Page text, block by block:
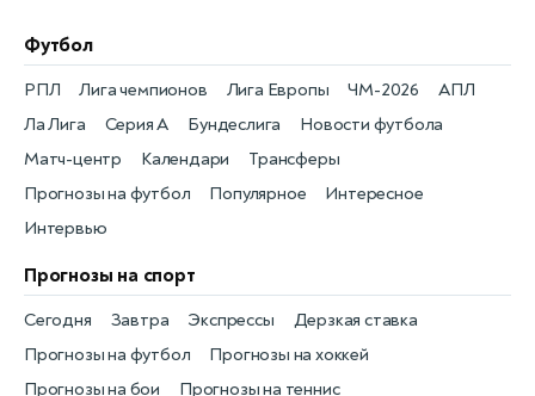
Футбол
Новости футбола
РПЛ
Матч-центр
Лига чемпионов
Календари
Лига Европы
Трансферы
ЧМ-2026
Прогнозы на футбол
АПЛ
Популярное
Ла Лига
Интересное
Серия А
Интервью
Бундеслига
Прогнозы на спорт
Прогнозы на футбол
Сегодня
Прогнозы на хоккей
Завтра
Прогнозы на бои
Экспрессы
Прогнозы на теннис
Дерзкая ставка